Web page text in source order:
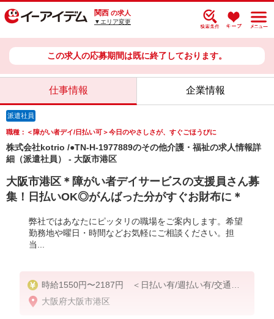
関西 の求人
▼エリア変更
この求人の応募期間は既に終了しております。
仕事情報 企業情報
派遣社員
職種：＜障がい者デイ/日払い可＞今日のやさしさが、すぐごほうびに
株式会社kotrio /●TN-H-1977889のその他介護・福祉の求人情報詳
細（派遣社員） - 大阪市港区
大阪市港区＊障がい者デイサービスの支援員さん募
集！日払いOK◎がんばった分がすぐお財布に＊
弊社ではあなたにピッタリの職場をご案内します。希望
勤務地や曜日・時間などお気軽にご相談ください。担
当...
時給1550円〜2187円 ＜日払い有/週払い有/交通費
全支給(ガソリン代含む)＞
大阪府大阪市港区